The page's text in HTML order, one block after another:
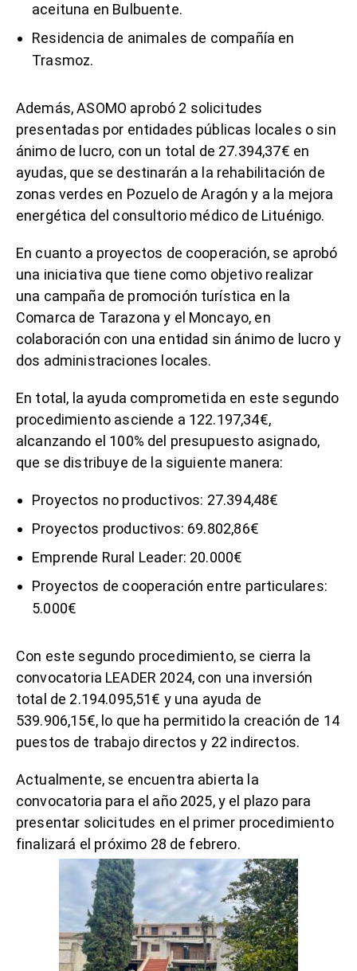
aceituna en Bulbuente.
Residencia de animales de compañía en
Trasmoz.
Además, ASOMO aprobó 2 solicitudes
presentadas por entidades públicas locales o sin
ánimo de lucro, con un total de 27.394,37€ en
ayudas, que se destinarán a la rehabilitación de
zonas verdes en Pozuelo de Aragón y a la mejora
energética del consultorio médico de Lituénigo.
En cuanto a proyectos de cooperación, se aprobó
una iniciativa que tiene como objetivo realizar
una campaña de promoción turística en la
Comarca de Tarazona y el Moncayo, en
colaboración con una entidad sin ánimo de lucro y
dos administraciones locales.
En total, la ayuda comprometida en este segundo
procedimiento asciende a 122.197,34€,
alcanzando el 100% del presupuesto asignado,
que se distribuye de la siguiente manera:
Proyectos no productivos: 27.394,48€
Proyectos productivos: 69.802,86€
Emprende Rural Leader: 20.000€
Proyectos de cooperación entre particulares:
5.000€
Con este segundo procedimiento, se cierra la
convocatoria LEADER 2024, con una inversión
total de 2.194.095,51€ y una ayuda de
539.906,15€, lo que ha permitido la creación de 14
puestos de trabajo directos y 22 indirectos.
Actualmente, se encuentra abierta la
convocatoria para el año 2025, y el plazo para
presentar solicitudes en el primer procedimiento
finalizará el próximo 28 de febrero.